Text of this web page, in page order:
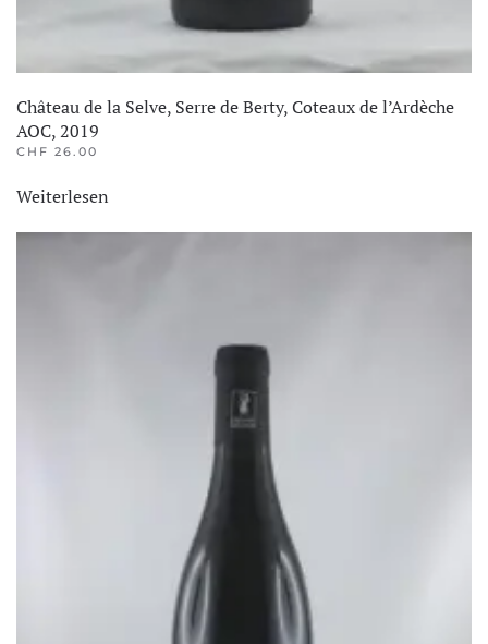
Château de la Selve, Serre de Berty, Coteaux de l’Ardèche
AOC, 2019
CHF 26.00
Weiterlesen